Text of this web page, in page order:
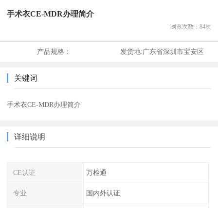
手术衣CE-MDR办理简介
浏览次数： 84次
产品规格： 发货地:广东省深圳市宝安区
关键词
手术衣CE-MDR办理简介
详细说明
CE认证 万检通
专业 国内外认证